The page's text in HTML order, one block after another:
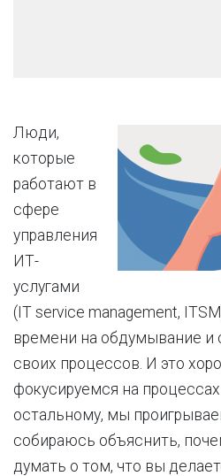
Люди,
которые
работают в
сфере
управления
ИТ-
услугами
(IT service management,
времени на обдумывание и
своих процессов. И это
фокусируемся на
остальному, мы
собираюсь объяснить,
думать о том, что вы